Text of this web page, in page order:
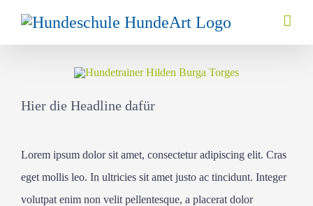
Hier die Headline dafür
Lorem ipsum dolor sit amet, consectetur adipiscing elit. Cras
eget mollis leo. In ultricies sit amet justo ac tincidunt. Integer
volutpat enim non velit pellentesque, a placerat dolor